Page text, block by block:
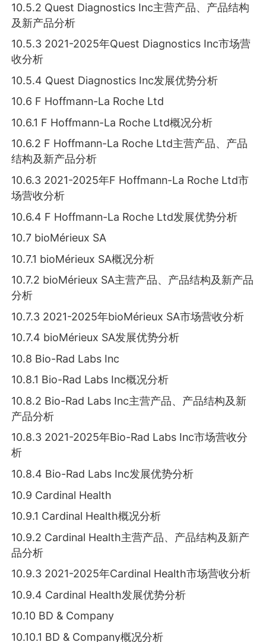
10.5.2 Quest Diagnostics Inc主营产品、产品结构
及新产品分析
10.5.3 2021-2025年Quest Diagnostics Inc市场营
收分析
10.5.4 Quest Diagnostics Inc发展优势分析
10.6 F Hoffmann-La Roche Ltd
10.6.1 F Hoffmann-La Roche Ltd概况分析
10.6.2 F Hoffmann-La Roche Ltd主营产品、产品
结构及新产品分析
10.6.3 2021-2025年F Hoffmann-La Roche Ltd市
场营收分析
10.6.4 F Hoffmann-La Roche Ltd发展优势分析
10.7 bioMérieux SA
10.7.1 bioMérieux SA概况分析
10.7.2 bioMérieux SA主营产品、产品结构及新产品
分析
10.7.3 2021-2025年bioMérieux SA市场营收分析
10.7.4 bioMérieux SA发展优势分析
10.8 Bio-Rad Labs Inc
10.8.1 Bio-Rad Labs Inc概况分析
10.8.2 Bio-Rad Labs Inc主营产品、产品结构及新
产品分析
10.8.3 2021-2025年Bio-Rad Labs Inc市场营收分
析
10.8.4 Bio-Rad Labs Inc发展优势分析
10.9 Cardinal Health
10.9.1 Cardinal Health概况分析
10.9.2 Cardinal Health主营产品、产品结构及新产
品分析
10.9.3 2021-2025年Cardinal Health市场营收分析
10.9.4 Cardinal Health发展优势分析
10.10 BD & Company
10.10.1 BD & Company概况分析